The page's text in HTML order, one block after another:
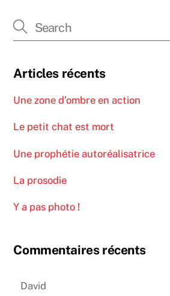
Articles récents
Une zone d’ombre en action
Le petit chat est mort
Une prophétie autoréalisatrice
La prosodie
Y a pas photo !
Commentaires récents
David